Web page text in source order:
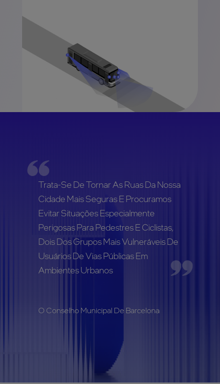
Trata-Se De Tornar As Ruas Da Nossa
Cidade Mais Seguras E Procuramos
Evitar Situações Especialmente
Perigosas Para Pedestres E Ciclistas,
Dois Dos Grupos Mais Vulneráveis De
Usuários De Vias Públicas Em
Ambientes Urbanos
O Conselho Municipal De Barcelona